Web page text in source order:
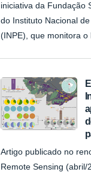
iniciativa da Fundação
do Instituto Nacional
(INPE), que monitora o
Artigo publicado no
Remote Sensing (abril/